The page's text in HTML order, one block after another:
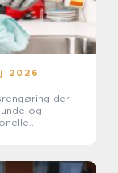
2026
der
og